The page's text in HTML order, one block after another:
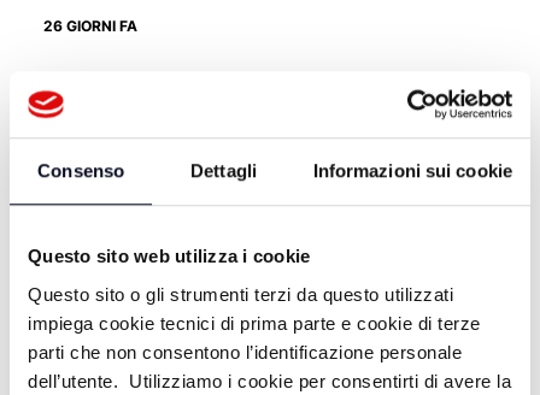
Consenso Dettagli Informazioni sui cookie
Questo sito web utilizza i cookie
Questo sito o gli strumenti terzi da questo utilizzati
impiega cookie tecnici di prima parte e cookie di terze
parti che non consentono l’identificazione personale
dell’utente. Utilizziamo i cookie per consentirti di avere la
26 GIORNI FA
COR AD COR - 05/07/2026
1 MESE FA
COR AD COR - 28/06/2026
1 MESE FA